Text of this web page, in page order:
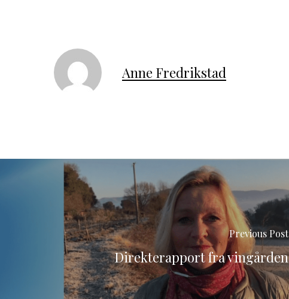
Anne Fredrikstad
Previous Post
Direkterapport fra vingården